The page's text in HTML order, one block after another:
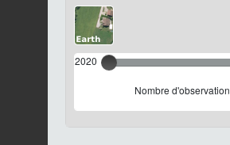
2020
Nombre